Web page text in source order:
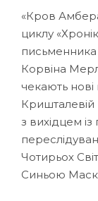
«Кров
циклу
Корвіна
чекають
Кришталевій
з вихідцем
Чотирьох
Синьою